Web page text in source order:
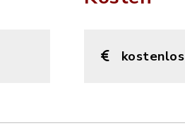
kostenlos